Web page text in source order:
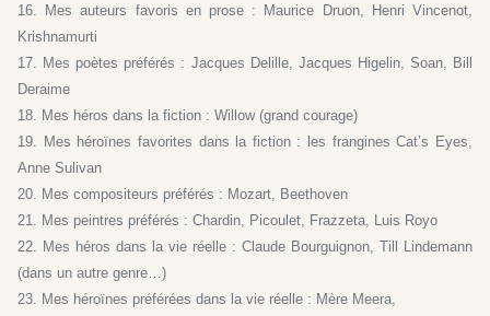
16. Mes auteurs favoris en prose : Maurice Druon, Henri Vincenot,
Krishnamurti
17. Mes poètes préférés : Jacques Delille, Jacques Higelin, Soan, Bill
Deraime
18. Mes héros dans la fiction : Willow (grand courage)
19. Mes héroïnes favorites dans la fiction : les frangines Cat’s Eyes,
Anne Sulivan
20. Mes compositeurs préférés : Mozart, Beethoven
21. Mes peintres préférés : Chardin, Picoulet, Frazzeta, Luis Royo
22. Mes héros dans la vie réelle : Claude Bourguignon, Till Lindemann
(dans un autre genre…)
23. Mes héroïnes préférées dans la vie réelle : Mère Meera,